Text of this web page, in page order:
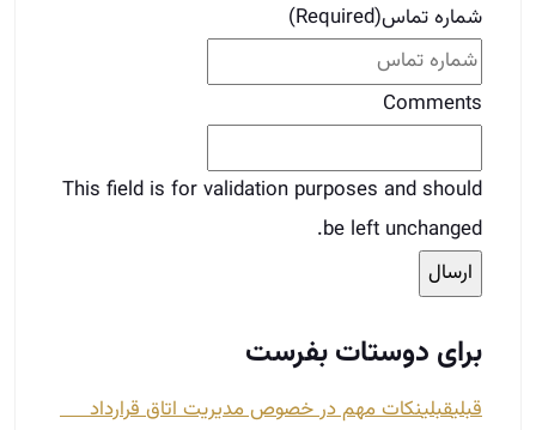
شماره تماس(Required)
Comments
This field is for validation purposes and should
be left unchanged.
برای دوستات بفرست
قبلیقبلینکات مهم در خصوص مدیریت اتاق قرارداد